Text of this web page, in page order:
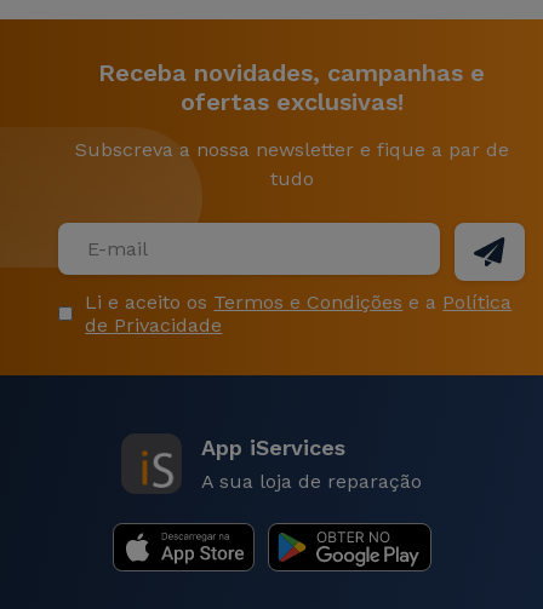
Receba novidades, campanhas e
ofertas exclusivas!
Subscreva a nossa newsletter e fique a par de
tudo
Li e aceito os Termos e Condições e a Política
de Privacidade
App iServices
A sua loja de reparação